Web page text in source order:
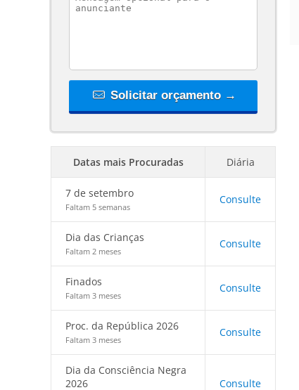
Solicitar orçamento →
Datas mais Procuradas Diária
7 de setembro
Faltam 5 semanas
Consulte
Dia das Crianças
Faltam 2 meses
Consulte
Finados
Faltam 3 meses
Consulte
Proc. da República 2026
Faltam 3 meses
Consulte
Dia da Consciência Negra
2026
Consulte